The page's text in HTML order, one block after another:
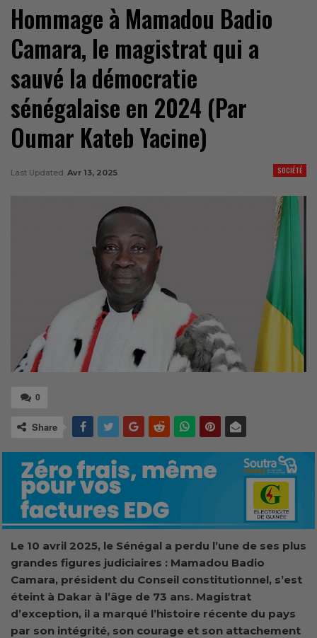
Hommage à Mamadou Badio
Camara, le magistrat qui a
sauvé la démocratie
sénégalaise en 2024 (Par
Oumar Kateb Yacine)
SOCIÉTÉ
Last Updated Avr 13, 2025
0
Share
Le 10 avril 2025, le Sénégal a perdu l’une de ses plus
grandes figures judiciaires : Mamadou Badio
Camara, président du Conseil constitutionnel, s’est
éteint à Dakar à l’âge de 73 ans. Magistrat
d’exception, il a marqué l’histoire récente du pays
par son intégrité, son courage et son attachement